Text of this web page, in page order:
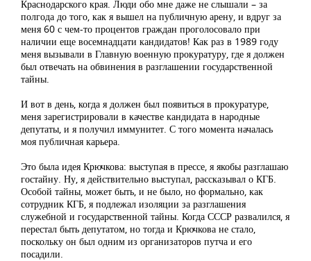
Краснодарского края. Люди обо мне даже не слышали – за
полгода до того, как я вышел на публичную арену, и вдруг за
меня 60 с чем-то процентов граждан проголосовало при
наличии еще восемнадцати кандидатов! Как раз в 1989 году
меня вызывали в Главную военную прокуратуру, где я должен
был отвечать на обвинения в разглашении государственной
тайны.
И вот в день, когда я должен был появиться в прокуратуре,
меня зарегистрировали в качестве кандидата в народные
депутаты, и я получил иммунитет. С того момента началась
моя публичная карьера.
Это была идея Крючкова: выступая в прессе, я якобы разглашаю
гостайну. Ну, я действительно выступал, рассказывал о КГБ.
Особой тайны, может быть, и не было, но формально, как
сотрудник КГБ, я подлежал изоляции за разглашения
служебной и государственной тайны. Когда СССР развалился, я
перестал быть депутатом, но тогда и Крючкова не стало,
поскольку он был одним из организаторов путча и его
посадили.